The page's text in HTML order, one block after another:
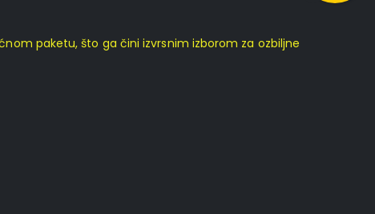
paketu, što ga čini izvrsnim izborom za ozbiljne